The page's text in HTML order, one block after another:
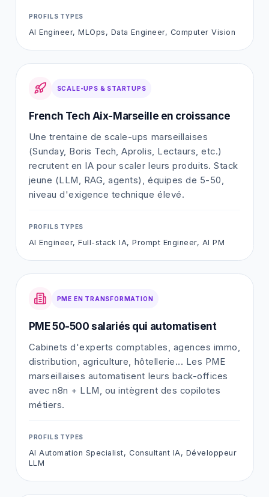
PROFILS TYPES
AI Engineer, MLOps, Data Engineer, Computer Vision
SCALE-UPS & STARTUPS
French Tech Aix-Marseille en croissance
Une trentaine de scale-ups marseillaises
(Sunday, Boris Tech, Aprolis, Lectaurs, etc.)
recrutent en IA pour scaler leurs produits. Stack
jeune (LLM, RAG, agents), équipes de 5-50,
niveau d'exigence technique élevé.
PROFILS TYPES
AI Engineer, Full-stack IA, Prompt Engineer, AI PM
PME EN TRANSFORMATION
PME 50-500 salariés qui automatisent
Cabinets d'experts comptables, agences immo,
distribution, agriculture, hôtellerie... Les PME
marseillaises automatisent leurs back-offices
avec n8n + LLM, ou intègrent des copilotes
métiers.
PROFILS TYPES
AI Automation Specialist, Consultant IA, Développeur
LLM